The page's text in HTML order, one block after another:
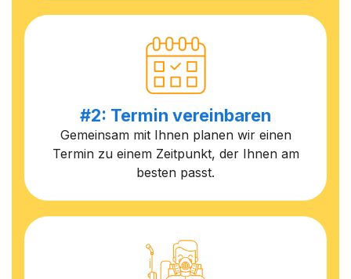
#2: Termin vereinbaren
Gemeinsam mit Ihnen planen wir einen
Termin zu einem Zeitpunkt, der Ihnen am
besten passt.